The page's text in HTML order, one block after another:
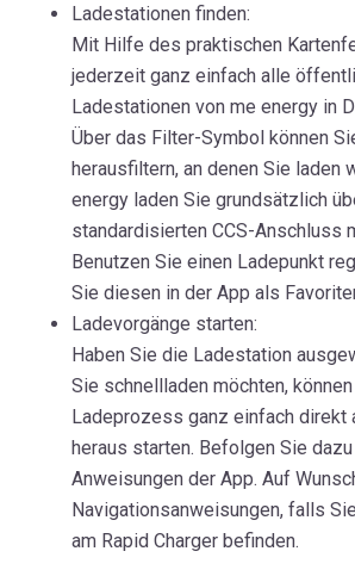
Ladestationen finden:
Mit Hilfe des praktischen
jederzeit ganz einfach alle
Ladestationen von me energy in
Über das Filter-Symbol können
herausfiltern, an denen Sie laden
energy laden Sie grundsätzlich
standardisierten CCS-Anschluss
Benutzen Sie einen Ladepunkt
Sie diesen in der App als
Ladevorgänge starten:
Haben Sie die Ladestation
Sie schnellladen möchten,
Ladeprozess ganz einfach direkt
heraus starten. Befolgen Sie
Anweisungen der App. Auf
Navigationsanweisungen, falls
am Rapid Charger befinden.